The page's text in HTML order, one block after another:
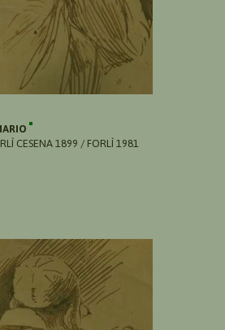
CESENA 1899 / FORLÌ 1981